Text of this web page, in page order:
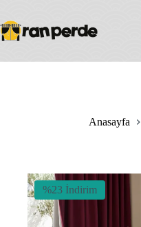
content
Anasayfa
%23 İndirim